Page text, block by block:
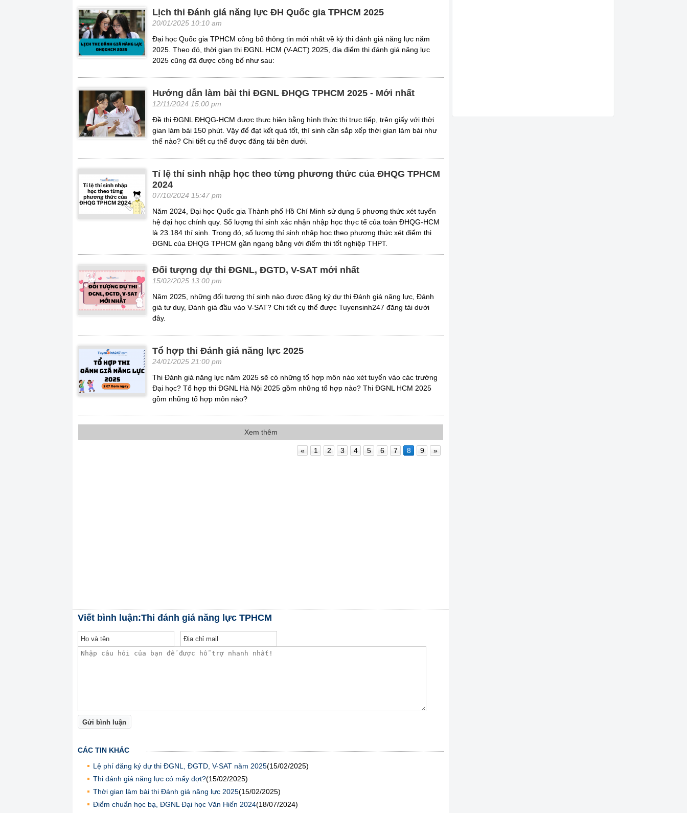
Lịch thi Đánh giá năng lực ĐH Quốc gia TPHCM 2025
20/01/2025 10:10 am
Đại học Quốc gia TPHCM công bố thông tin mới nhất về kỳ thi đánh giá năng lực năm
2025. Theo đó, thời gian thi ĐGNL HCM (V-ACT) 2025, địa điểm thi đánh giá năng lực
2025 cũng đã được công bố như sau:
Hướng dẫn làm bài thi ĐGNL ĐHQG TPHCM 2025 - Mới nhất
12/11/2024 15:00 pm
Đề thi ĐGNL ĐHQG-HCM được thực hiện bằng hình thức thi trực tiếp, trên giấy với thời
gian làm bài 150 phút. Vậy để đạt kết quả tốt, thí sinh cần sắp xếp thời gian làm bài như
thế nào? Chi tiết cụ thể được đăng tải bên dưới.
Tỉ lệ thí sinh nhập học theo từng phương thức của ĐHQG TPHCM
2024
07/10/2024 15:47 pm
Năm 2024, Đại học Quốc gia Thành phố Hồ Chí Minh sử dụng 5 phương thức xét tuyển
hệ đại học chính quy. Số lượng thí sinh xác nhận nhập học thực tế của toàn ĐHQG-HCM
là 23.184 thí sinh. Trong đó, số lượng thí sinh nhập học theo phương thức xét điểm thi
ĐGNL của ĐHQG TPHCM gần ngang bằng với điểm thi tốt nghiệp THPT.
Đối tượng dự thi ĐGNL, ĐGTD, V-SAT mới nhất
15/02/2025 13:00 pm
Năm 2025, những đối tượng thí sinh nào được đăng ký dự thi Đánh giá năng lực, Đánh
giá tư duy, Đánh giá đầu vào V-SAT? Chi tiết cụ thể được Tuyensinh247 đăng tải dưới
đây.
Tổ hợp thi Đánh giá năng lực 2025
24/01/2025 21:00 pm
Thi Đánh giá năng lực năm 2025 sẽ có những tổ hợp môn nào xét tuyển vào các trường
Đại học? Tổ hợp thi ĐGNL Hà Nội 2025 gồm những tổ hợp nào? Thi ĐGNL HCM 2025
gồm những tổ hợp môn nào?
Xem thêm
« 1 2 3 4 5 6 7 8 9 »
Viết bình luận:Thi đánh giá năng lực TPHCM
Gửi bình luận
CÁC TIN KHÁC
Lệ phí đăng ký dự thi ĐGNL, ĐGTD, V-SAT năm 2025(15/02/2025)
Thi đánh giá năng lực có mấy đợt?(15/02/2025)
Thời gian làm bài thi Đánh giá năng lực 2025(15/02/2025)
Điểm chuẩn học bạ, ĐGNL Đại học Văn Hiến 2024(18/07/2024)